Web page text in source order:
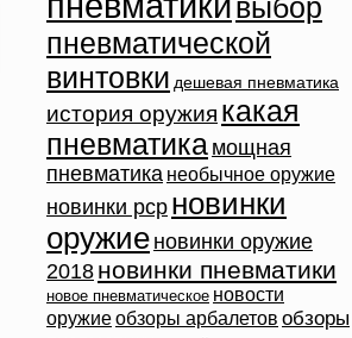
пневматической
винтовки дешевая пневматика
история оружия какая
пневматика мощная
пневматика необычное оружие
новинки pcp новинки
оружие новинки оружие
2018 новинки пневматики
новое пневматическое новости
оружиеобзоры арбалетов обзоры